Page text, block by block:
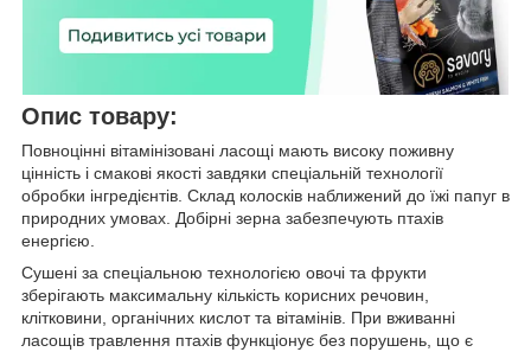
Опис товару:
Повноцінні вітамінізовані ласощі мають високу поживну
цінність і смакові якості завдяки спеціальній технології
обробки інгредієнтів. Склад колосків наближений до їжі папуг в
природних умовах. Добірні зерна забезпечують птахів
енергією.
Сушені за спеціальною технологією овочі та фрукти
зберігають максимальну кількість корисних речовин,
клітковини, органічних кислот та вітамінів. При вживанні
ласощів травлення птахів функціонує без порушень, що є